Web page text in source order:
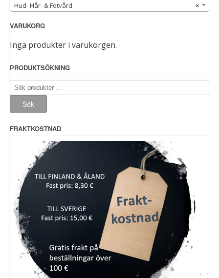
×
Hud- Hår- & Fotvård
VARUKORG
Inga produkter i varukorgen.
PRODUKTSÖKNING
Sök
efter:
Sök
FRAKTKOSTNAD